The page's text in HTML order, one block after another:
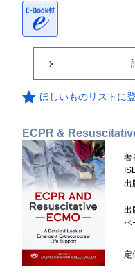
ほしいものリストに
ECPR &
著
出
出
ペ
定